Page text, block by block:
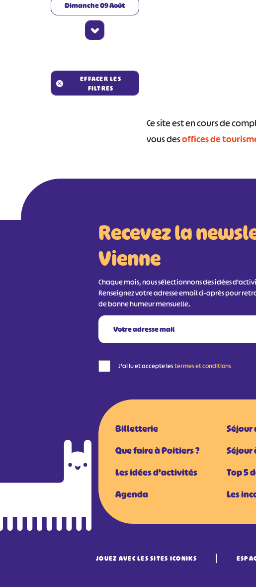
Dimanche09Août
EFFACER LES
FILTRES
Ce site est en cours de
vous desoffices de
Recevez la
Vienne
Chaque mois, nous sélectionnons des idées
Renseignez votre adresse email ci-après pour
de bonne humeur mensuelle.
J'ai lu et accepte lestermes et conditions
Billetterie
Que faire à Poitiers ?
Les idées d'activités
Agenda
Séjour
Séjour
Top 5
Les
JOUEZ AVEC LES SITES ICONIKS